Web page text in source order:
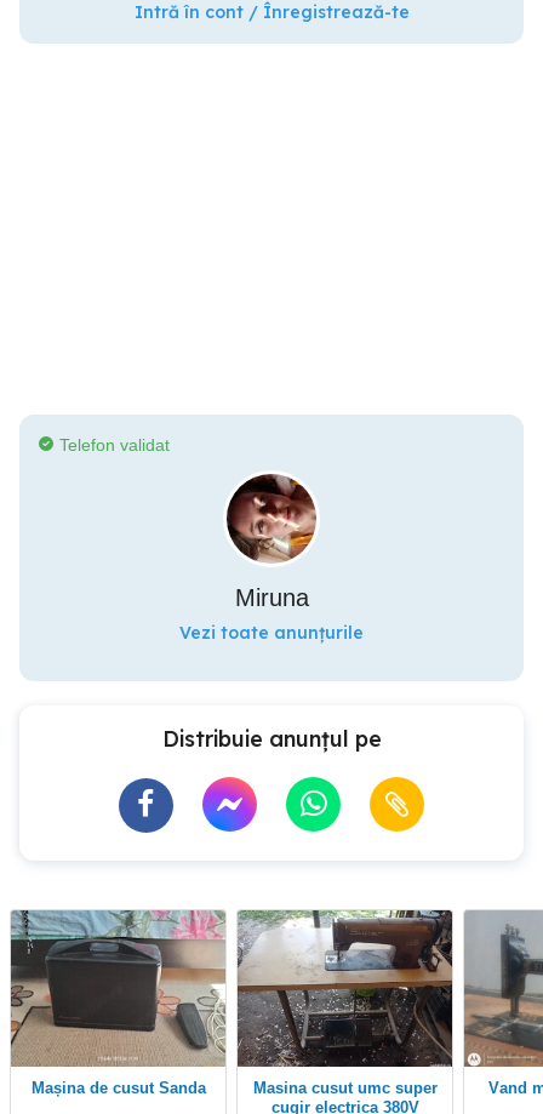
Intră în cont / Înregistrează-te
Telefon validat
Miruna
Vezi toate anunțurile
Distribuie anunțul pe
Mașina de cusut Sanda
masina cusut umc super
cugir electrica 380V
vand masina de cusut